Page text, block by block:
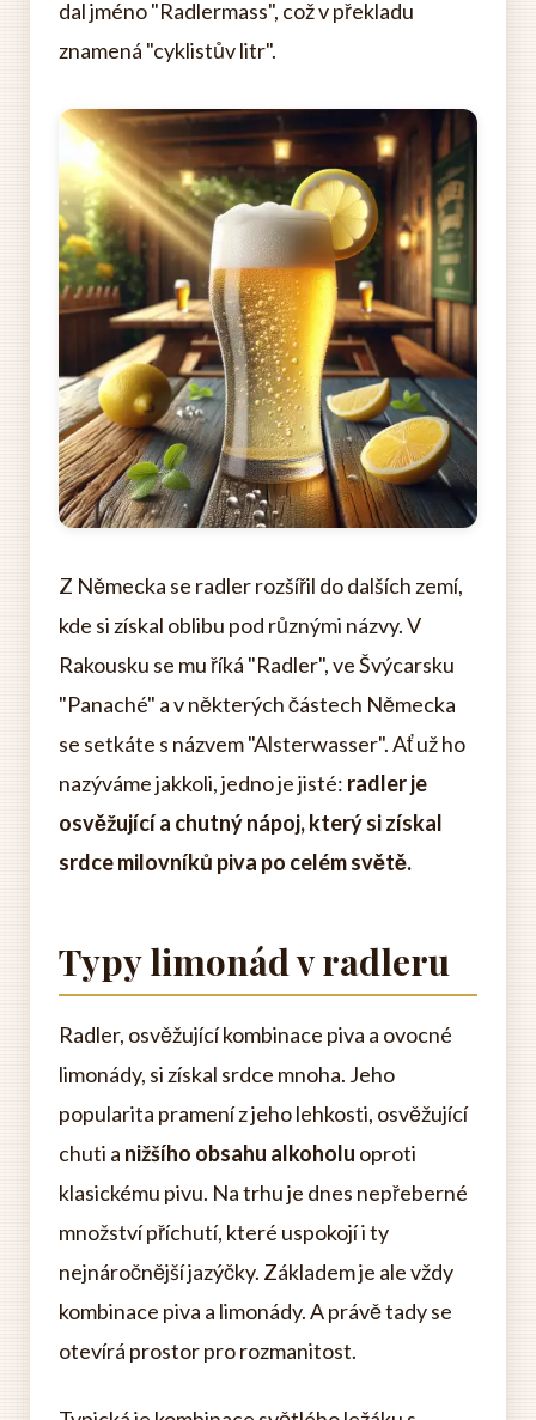
dal jméno "Radlermass", což v překladu
znamená "cyklistův litr".
Z Německa se radler rozšířil do dalších zemí,
kde si získal oblibu pod různými názvy. V
Rakousku se mu říká "Radler", ve Švýcarsku
"Panaché" a v některých částech Německa
se setkáte s názvem "Alsterwasser". Ať už ho
nazýváme jakkoli, jedno je jisté: radler je
osvěžující a chutný nápoj, který si získal
srdce milovníků piva po celém světě.
Typy limonád v radleru
Radler, osvěžující kombinace piva a ovocné
limonády, si získal srdce mnoha. Jeho
popularita pramení z jeho lehkosti, osvěžující
chuti a nižšího obsahu alkoholu oproti
klasickému pivu. Na trhu je dnes nepřeberné
množství příchutí, které uspokojí i ty
nejnáročnější jazýčky. Základem je ale vždy
kombinace piva a limonády. A právě tady se
otevírá prostor pro rozmanitost.